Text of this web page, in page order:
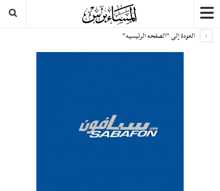
العودة إلى "الصفحه الرئيسيه"